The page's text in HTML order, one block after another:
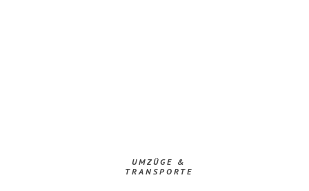
UMZÜGE &
TRANSPORTE